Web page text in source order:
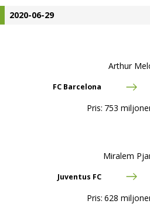
2020-06-29
Arthur
FC Barcelona
Pris: 753
Miralem
Juventus FC
Pris: 628